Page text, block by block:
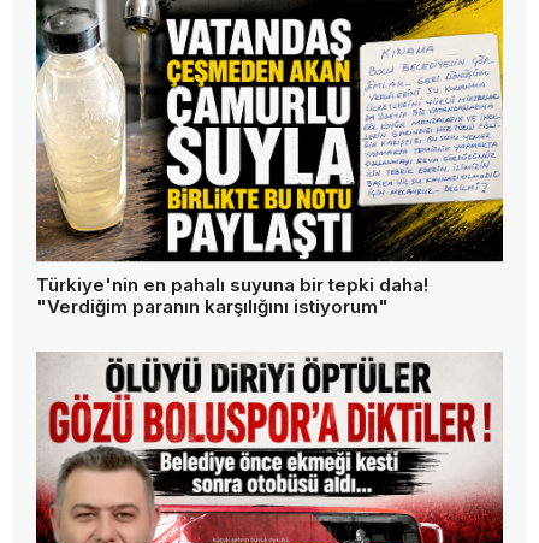
Türkiye'nin en pahalı suyuna bir tepki daha!
"Verdiğim paranın karşılığını istiyorum"